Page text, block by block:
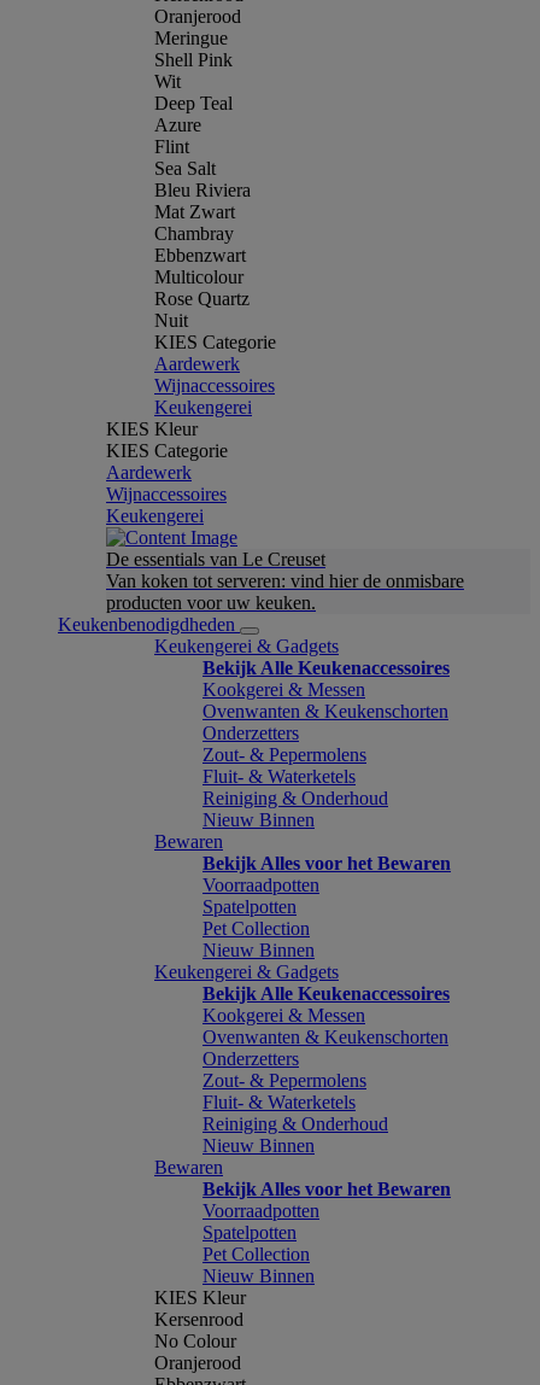
Oranjerood
Meringue
Shell Pink
Wit
Deep Teal
Azure
Flint
Sea Salt
Bleu Riviera
Mat Zwart
Chambray
Ebbenzwart
Multicolour
Rose Quartz
Nuit
KIES Categorie
Aardewerk
Wijnaccessoires
Keukengerei
KIES Kleur
KIES Categorie
Aardewerk
Wijnaccessoires
Keukengerei
De essentials van Le Creuset
Van koken tot serveren: vind hier de onmisbare
producten voor uw keuken.
Keukenbenodigdheden
Keukengerei & Gadgets
Bekijk Alle Keukenaccessoires
Kookgerei & Messen
Ovenwanten & Keukenschorten
Onderzetters
Zout- & Pepermolens
Fluit- & Waterketels
Reiniging & Onderhoud
Nieuw Binnen
Bewaren
Bekijk Alles voor het Bewaren
Voorraadpotten
Spatelpotten
Pet Collection
Nieuw Binnen
Keukengerei & Gadgets
Bekijk Alle Keukenaccessoires
Kookgerei & Messen
Ovenwanten & Keukenschorten
Onderzetters
Zout- & Pepermolens
Fluit- & Waterketels
Reiniging & Onderhoud
Nieuw Binnen
Bewaren
Bekijk Alles voor het Bewaren
Voorraadpotten
Spatelpotten
Pet Collection
Nieuw Binnen
KIES Kleur
Kersenrood
No Colour
Oranjerood